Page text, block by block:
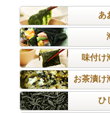
あ
味付け
お茶漬け
ひ